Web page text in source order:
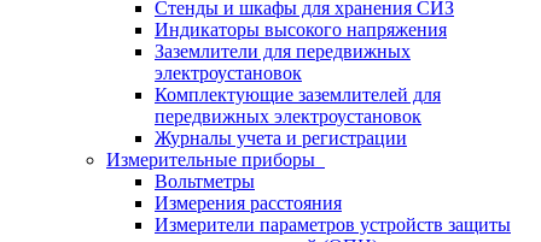
Стенды и шкафы для хранения СИЗ
Индикаторы высокого напряжения
Заземлители для передвижных
электроустановок
Комплектующие заземлителей для
передвижных электроустановок
Журналы учета и регистрации
Измерительные приборы
Вольтметры
Измерения расстояния
Измерители параметров устройств защиты